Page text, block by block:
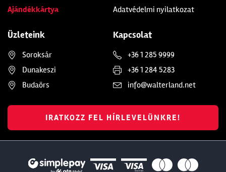
Ajándékkártya
Adatvédelmi nyilatkozat
Üzleteink
Soroksár
Dunakeszi
Budaörs
Kapcsolat
+36 1 285 9999
+36 1 284 5283
info@walterland.net
IRATKOZZ FEL HÍRLEVELÜNKRE!